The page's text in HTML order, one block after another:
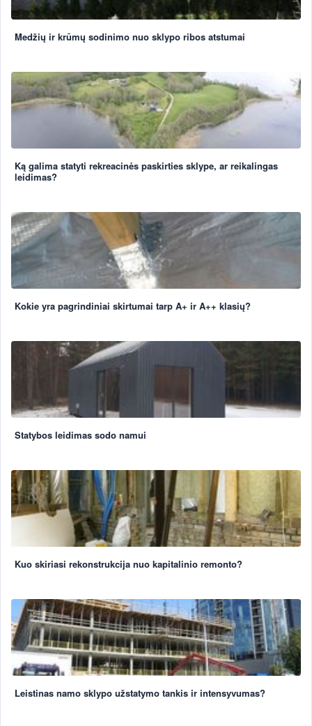
Medžių ir krūmų sodinimo nuo sklypo ribos atstumai
Ką galima statyti rekreacinės paskirties sklype, ar reikalingas
leidimas?
Kokie yra pagrindiniai skirtumai tarp A+ ir A++ klasių?
Statybos leidimas sodo namui
Kuo skiriasi rekonstrukcija nuo kapitalinio remonto?
Leistinas namo sklypo užstatymo tankis ir intensyvumas?